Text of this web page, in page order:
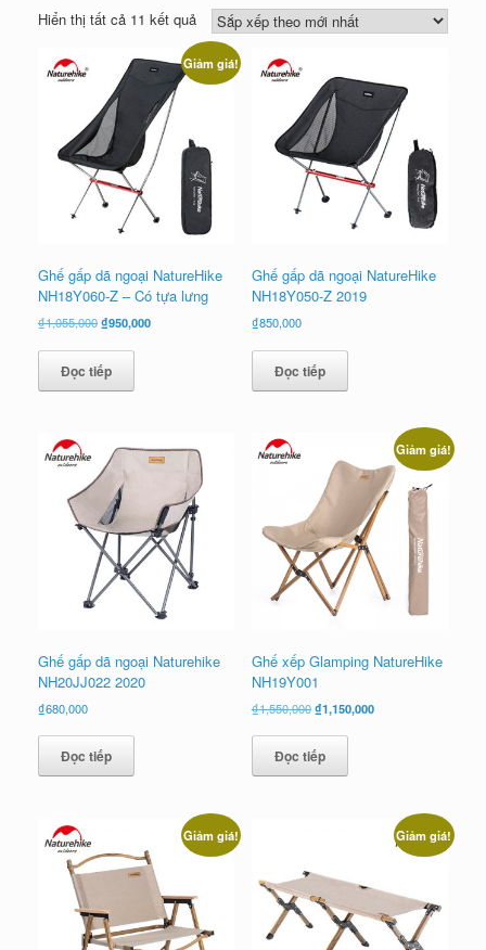
Hiển thị tất cả 11 kết quảĐã
sắp
xếp
theo
Giảm giá!
Ghế gấp dã ngoại NatureHike
NH18Y060-Z – Có tựa lưng
₫1,055,000Giá
là:
₫1,055,000.
₫950,000Giá
Đọc tiếp
Ghế gấp dã ngoại NatureHike
NH18Y050-Z 2019
₫850,000
Đọc tiếp
Ghế gấp dã ngoại Naturehike
NH20JJ022 2020
₫680,000
Đọc tiếp
Giảm giá!
Ghế xếp Glamping NatureHike
NH19Y001
₫1,550,000 Giá
là:
₫1,550,000.
₫1,150,000Giá
Đọc tiếp
Giảm giá! Giảm giá!